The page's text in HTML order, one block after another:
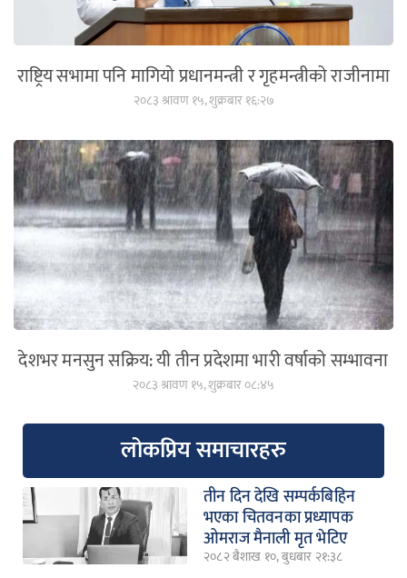
राष्ट्रिय सभामा पनि मागियाे प्रधानमन्त्री र गृहमन्त्रीको राजीनामा
२०८३ श्रावण १५, शुक्रबार १६:२७
देशभर मनसुन सक्रिय: यी तीन प्रदेशमा भारी वर्षाको सम्भावना
२०८३ श्रावण १५, शुक्रबार ०८:४५
लोकप्रिय समाचारहरु
तीन दिन देखि सम्पर्कबिहिन
भएका चितवनका प्रध्यापक
ओमराज मैनाली मृत भेटिए
२०८२ बैशाख १०, बुधबार २१:३८